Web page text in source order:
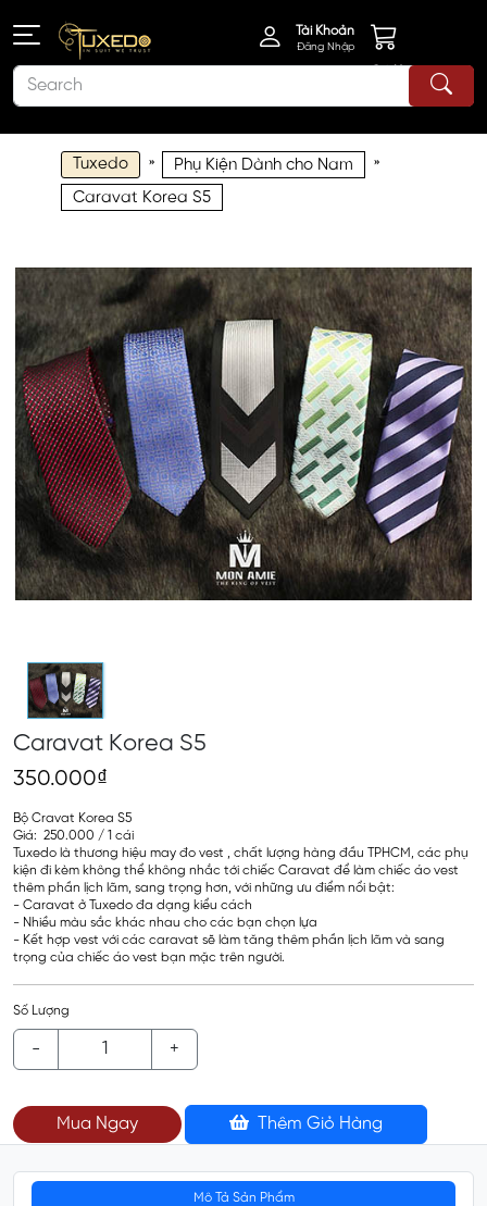
Tài Khoản
Đăng Nhập
Giỏ Hàng
Tuxedo » Phụ Kiện Dành cho Nam »
Caravat Korea S5
Caravat Korea S5
350.000₫
Bộ Cravat Korea S5
Giá: 250.000 / 1 cái
Tuxedo là thương hiệu may đo vest , chất lượng hàng đầu TPHCM, các phụ
kiện đi kèm không thể không nhắc tới chiếc Caravat để làm chiếc áo vest
thêm phần lịch lãm, sang trọng hơn, với những ưu điểm nổi bật:
- Caravat ở Tuxedo đa dạng kiểu cách
- Nhiều màu sắc khác nhau cho các bạn chọn lựa
- Kết hợp vest với các caravat sẽ làm tăng thêm phần lịch lãm và sang
trọng của chiếc áo vest bạn mặc trên người.
Số Lượng
- +
Mua Ngay Thêm Giỏ Hàng
Mô Tả Sản Phẩm